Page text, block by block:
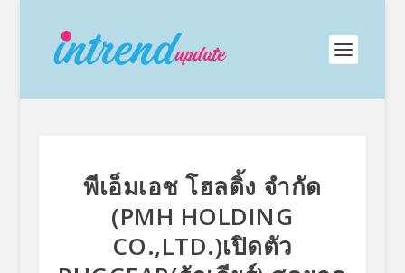
พีเอ็มเอช โฮลดิ้ง จำกัด
(PMH HOLDING
CO.,LTD.)เปิดตัว